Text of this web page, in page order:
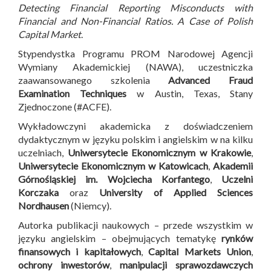
Detecting Financial Reporting Misconducts with
Financial and Non-Financial Ratios. A Case of Polish
Capital Market.
Stypendystka Programu PROM Narodowej Agencji
Wymiany Akademickiej (NAWA), uczestniczka
zaawansowanego szkolenia Advanced Fraud
Examination Techniques w Austin, Texas, Stany
Zjednoczone (#ACFE).
Wykładowczyni akademicka z doświadczeniem
dydaktycznym w języku polskim i angielskim w na kilku
uczelniach, Uniwersytecie Ekonomicznym w Krakowie,
Uniwersytecie Ekonomicznym w Katowicach Akademii
Górnośląskiej im. Wojciecha Korfantego, Uczelni
Korczaka oraz University of Applied Sciences
Nordhausen(Niemcy).
Autorka publikacji naukowych – przede wszystkim w
języku angielskim – obejmujących tematykę rynków
finansowych i kapitałowych,Capital Markets Union
ochrony inwestorów, manipulacji sprawozdawczych